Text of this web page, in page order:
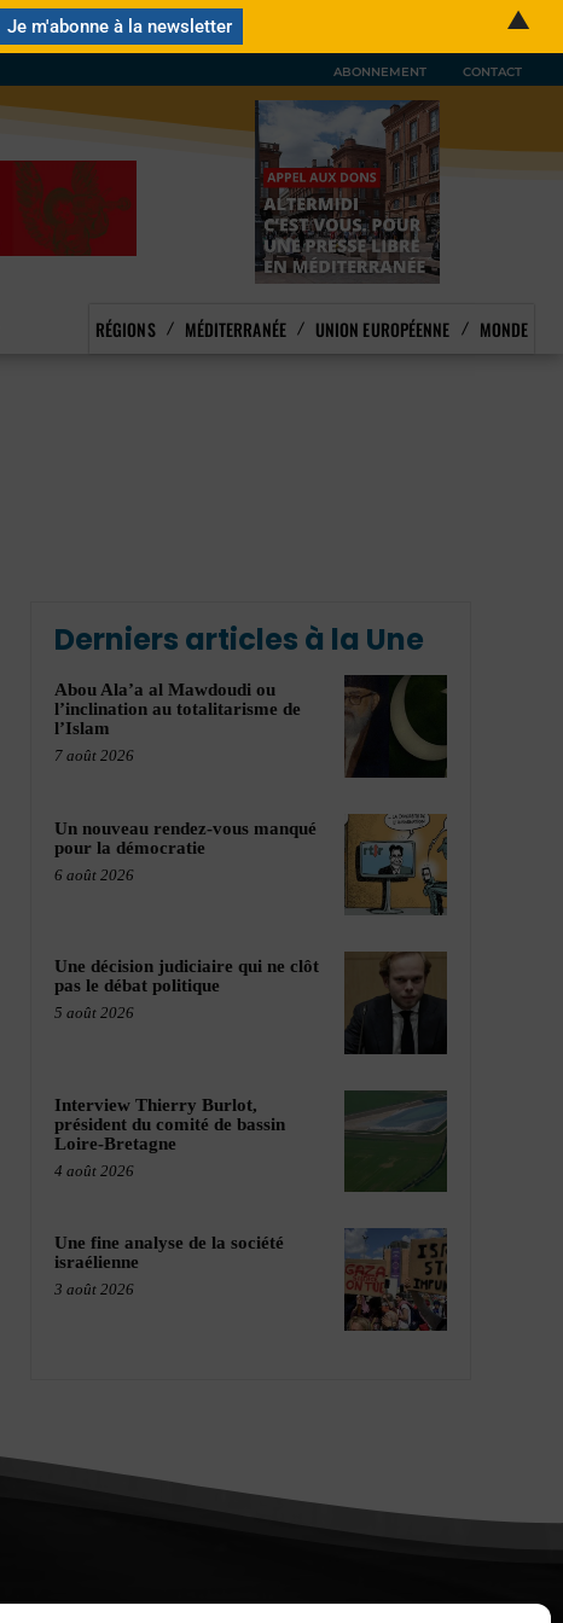
ABONNEMENT CONTACT
RÉGIONS MÉDITERRANÉE UNION EUROPÉENNE MONDE
Derniers articles à la Une
Abou Ala’a al Mawdoudi ou
l’inclination au totalitarisme de
l’Islam
7 août 2026
Un nouveau rendez-vous manqué
pour la démocratie
6 août 2026
Une décision judiciaire qui ne clôt
pas le débat politique
5 août 2026
Interview Thierry Burlot,
président du comité de bassin
Loire-Bretagne
4 août 2026
Une fine analyse de la société
israélienne
3 août 2026
▲